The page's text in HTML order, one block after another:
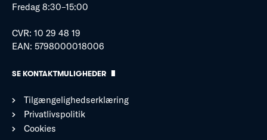
Fredag 8:30–15:00
CVR: 10 29 48 19
EAN: 5798000018006
SE KONTAKTMULIGHEDER
Tilgængelighedserklæring
Privatlivspolitik
Cookies